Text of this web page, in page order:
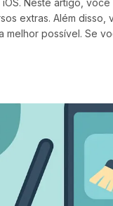
extras. Além
melhor possível. Se